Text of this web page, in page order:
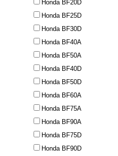
Honda BF20D
Honda BF25D
Honda BF30D
Honda BF40A
Honda BF50A
Honda BF40D
Honda BF50D
Honda BF60A
Honda BF75A
Honda BF90A
Honda BF75D
Honda BF90D